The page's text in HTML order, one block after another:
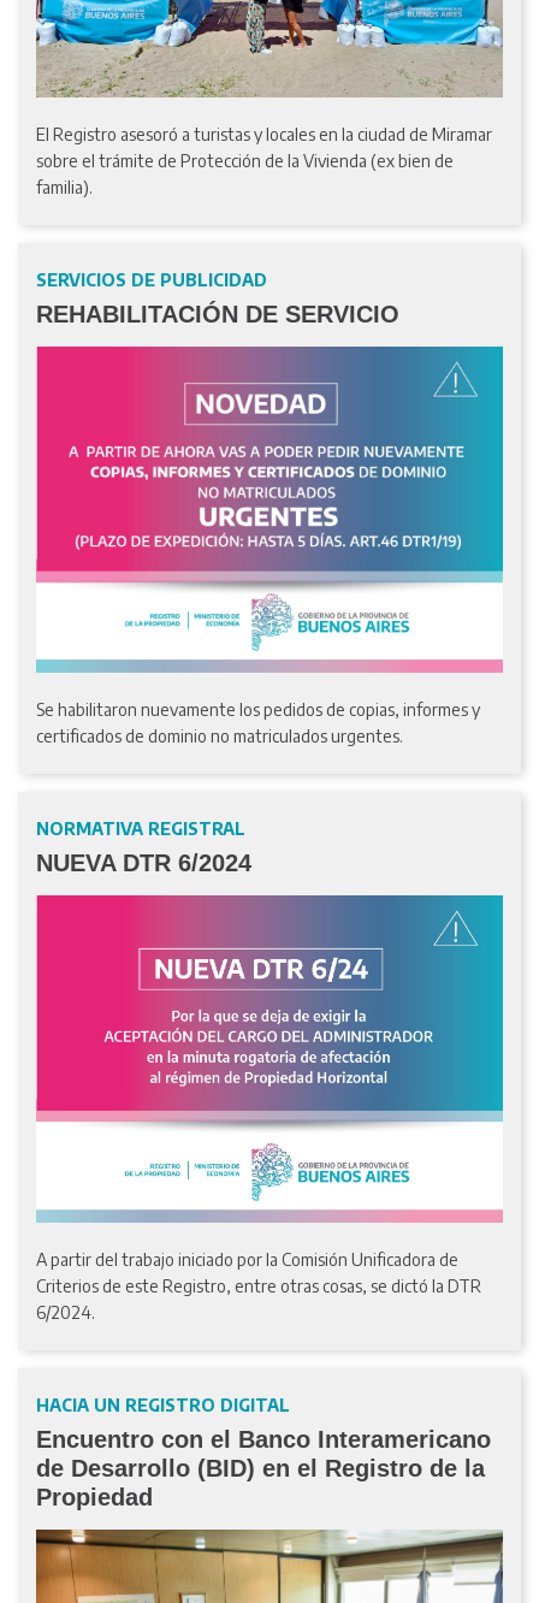
El Registro asesoró a turistas y locales en la ciudad de Miramar
sobre el trámite de Protección de la Vivienda (ex bien de
familia).
SERVICIOS DE PUBLICIDAD
REHABILITACIÓN DE SERVICIO
Se habilitaron nuevamente los pedidos de copias, informes y
certificados de dominio no matriculados urgentes.
NORMATIVA REGISTRAL
NUEVA DTR 6/2024
A partir del trabajo iniciado por la Comisión Unificadora de
Criterios de este Registro, entre otras cosas, se dictó la DTR
6/2024.
HACIA UN REGISTRO DIGITAL
Encuentro con el Banco Interamericano
de Desarrollo (BID) en el Registro de la
Propiedad